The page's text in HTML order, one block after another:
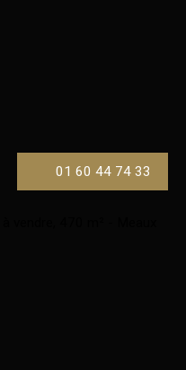
01 60 44 74 33